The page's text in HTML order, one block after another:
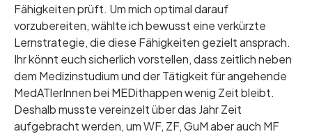
Fähigkeiten prüft. Um mich optimal darauf
vorzubereiten, wählte ich bewusst eine verkürzte
Lernstrategie, die diese Fähigkeiten gezielt ansprach.
Ihr könnt euch sicherlich vorstellen, dass zeitlich neben
dem Medizinstudium und der Tätigkeit für angehende
MedATlerInnen bei MEDithappen wenig Zeit bleibt.
Deshalb musste vereinzelt über das Jahr Zeit
aufgebracht werden, um WF, ZF, GuM aber auch MF